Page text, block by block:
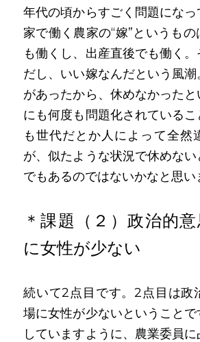
年代の頃からすごく問題にな
家で働く農家の“嫁”というも
も働くし、出産直後でも働く
だし、いい嫁なんだという風
があったから、休めなかった
にも何度も問題化されている
も世代だとか人によって全然
が、似たような状況で休めな
でもあるのではないかなと思い
＊課題（２）政治的
に女性が少ない
続いて2点目です。2点目は政
場に女性が少ないということ
していますように、農業委員